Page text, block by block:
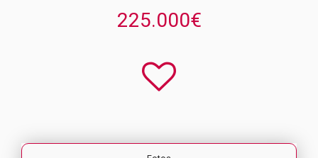
225.000€